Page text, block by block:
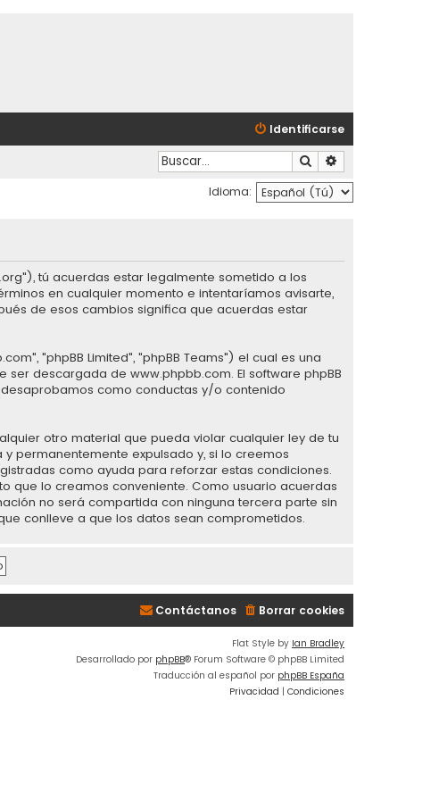
Identificarse
Buscar
Idioma:
tú acuerdas estar legalmente sometido a los
en cualquier momento e intentaríamos avisarte,
de esos cambios significa que acuerdas estar
"phpBB Limited", "phpBB Teams") el cual es una
ser descargada de www.phpbb.com. El software phpBB
como conductas y/o contenido
otro material que pueda violar cualquier ley de tu
permanentemente expulsado y, si lo creemos
como ayuda para reforzar estas condiciones.
que lo creamos conveniente. Como usuario acuerdas
no será compartida con ninguna tercera parte sin
conlleve a que los datos sean comprometidos.
Borrar cookies
Contáctanos
Flat Style by Ian Bradley
Desarrollado por phpBB® Forum Software © phpBB Limited
Traducción al español por phpBB España
Privacidad | Condiciones